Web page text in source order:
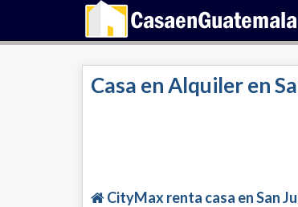
Casa en Alquiler en
CityMax renta casa en San